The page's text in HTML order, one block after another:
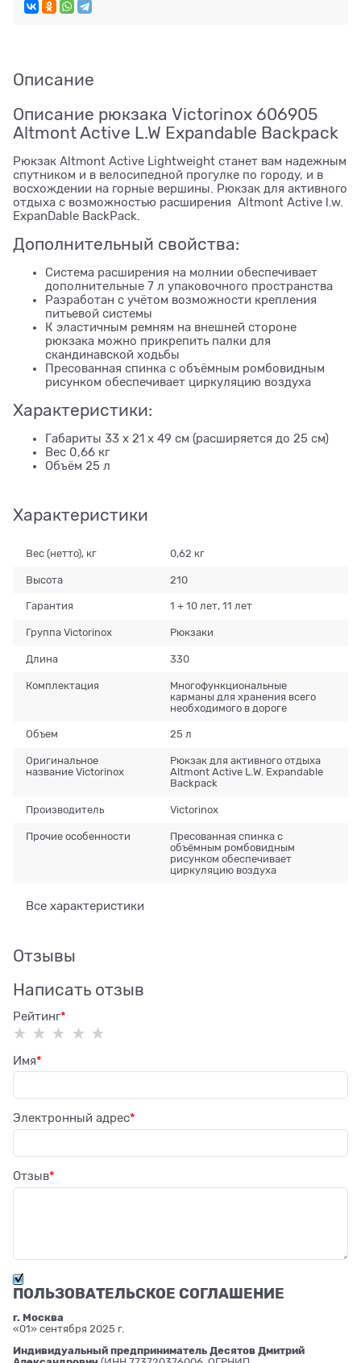
Описание
Описание рюкзака Victorinox 606905
Altmont Active L.W Expandable Backpack
Рюкзак Altmont Active Lightweight станет вам надежным
спутником и в велосипедной прогулке по городу, и в
восхождении на горные вершины. Рюкзак для активного
отдыха с возможностью расширения Altmont Active l.w.
ExpanDable BackPack.
Дополнительный свойства:
Система расширения на молнии обеспечивает
дополнительные 7 л упаковочного пространства
Разработан с учётом возможности крепления
питьевой системы
К эластичным ремням на внешней стороне
рюкзака можно прикрепить палки для
скандинавской ходьбы
Пресованная спинка с объёмным ромбовидным
рисунком обеспечивает циркуляцию воздуха
Характеристики:
Габариты 33 x 21 x 49 см (расширяется до 25 см)
Вес 0,66 кг
Объём 25 л
Характеристики
Вес (нетто), кг 0,62 кг
Высота 210
Гарантия 1 + 10 лет, 11 лет
Группа Victorinox Рюкзаки
Длина 330
Комплектация
Многофункциональные
карманы для хранения всего
необходимого в дороге
Объем 25 л
Оригинальное
название Victorinox
Рюкзак для активного отдыха
Altmont Active L.W. Expandable
Backpack
Производитель Victorinox
Прочие особенности
Пресованная спинка с
объёмным ромбовидным
рисунком обеспечивает
циркуляцию воздуха
Все характеристики
Отзывы
Написать отзыв
Рейтинг
Имя
Электронный адрес
Отзыв
ПОЛЬЗОВАТЕЛЬСКОЕ СОГЛАШЕНИЕ
г. Москва
«01» сентября 2025 г.
Индивидуальный предприниматель Десятов Дмитрий